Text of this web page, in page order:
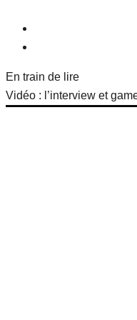
En train de lire
Vidéo : l’interview et